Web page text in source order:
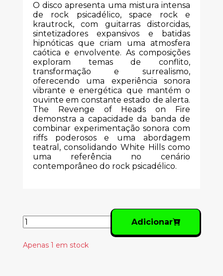
O disco apresenta uma mistura intensa
de rock psicadélico, space rock e
krautrock, com guitarras distorcidas,
sintetizadores expansivos e batidas
hipnóticas que criam uma atmosfera
caótica e envolvente. As composições
exploram temas de conflito,
transformação e surrealismo,
oferecendo uma experiência sonora
vibrante e energética que mantém o
ouvinte em constante estado de alerta.
The Revenge of Heads on Fire
demonstra a capacidade da banda de
combinar experimentação sonora com
riffs poderosos e uma abordagem
teatral, consolidando White Hills como
uma referência no cenário
contemporâneo do rock psicadélico.
Adicionar
Apenas 1 em stock